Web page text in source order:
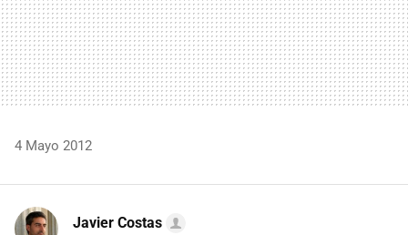
4 Mayo 2012
Javier Costas